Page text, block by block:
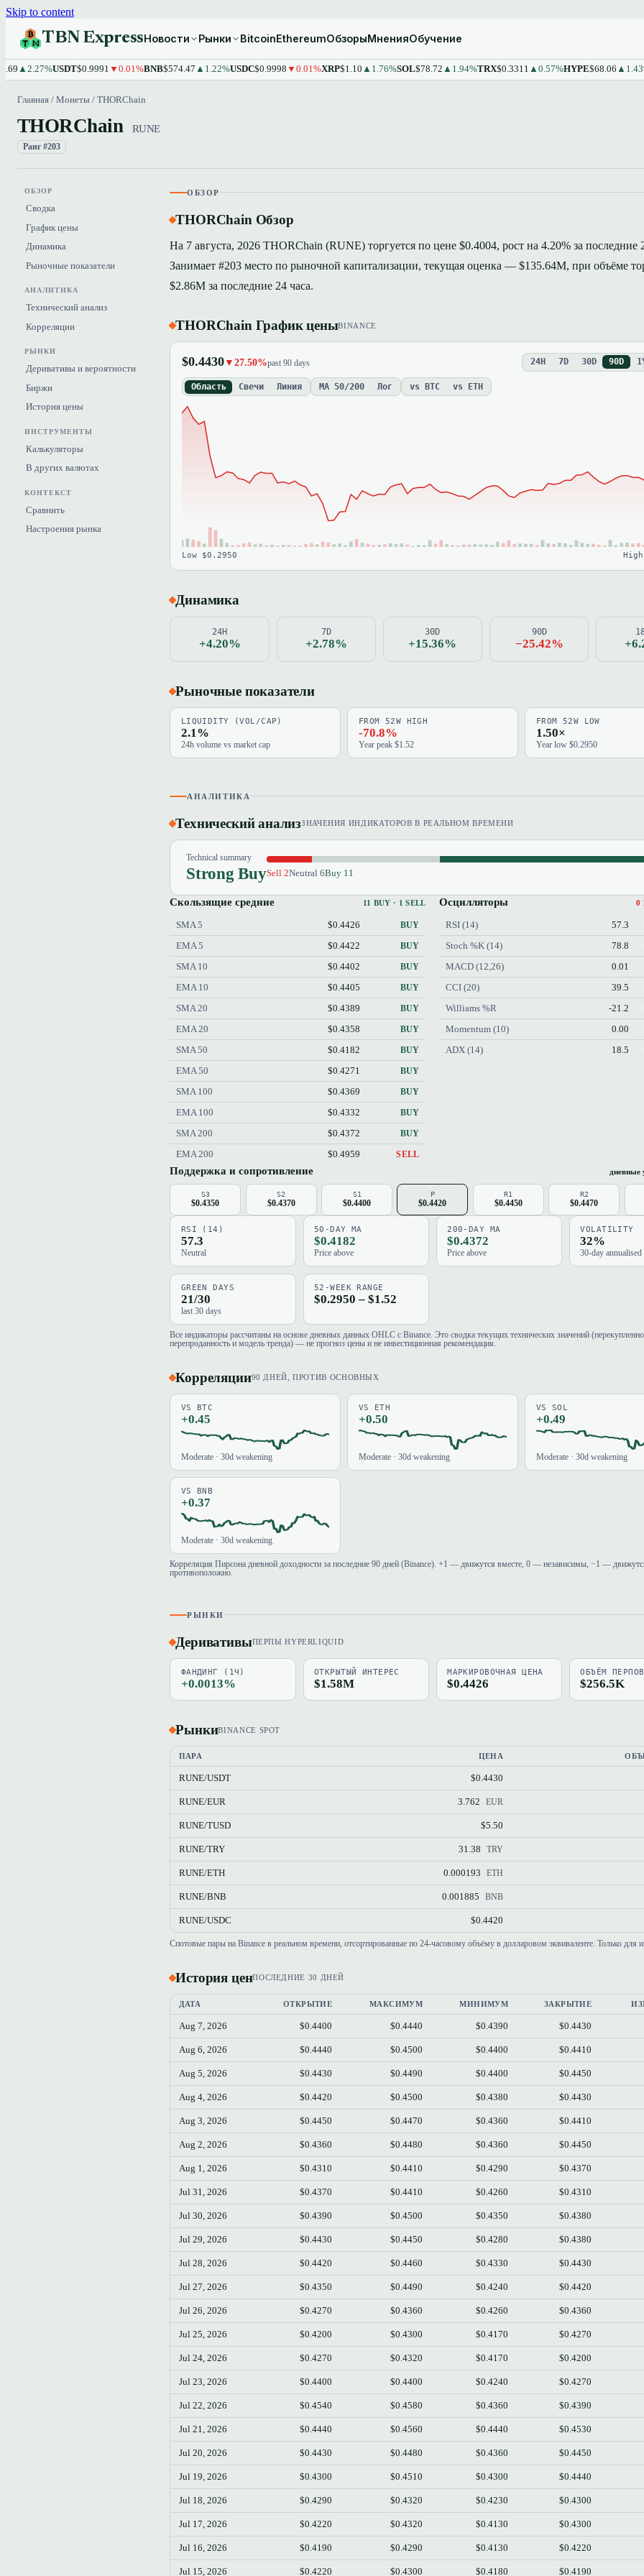
Skip to content
TBN ExpressНовости Рынки BitcoinEthereumОбзорыМненияОбучение
USDT$0.9991▼0.01% BNB$574.47▲1.22% USDC$0.9998▼0.01% XRP$1.10▲1.76% SOL$78.72▲1.94% TRX$0.3311▲0.57% HYPE$68.06▲1.43%
Главная / Монеты / THORChain
THORChain RUNE
Ранг #203
ОБЗОР
Сводка
График цены
Динамика
Рыночные показатели
АНАЛИТИКА
Технический анализ
Корреляции
РЫНКИ
Деривативы и вероятности
Биржи
История цены
ИНСТРУМЕНТЫ
Калькуляторы
В других валютах
КОНТЕКСТ
Сравнить
Настроения рынка
ОБЗОР
THORChain Обзор
На 7 августа, 2026 THORChain (RUNE) торгуется по цене $0.4004, рост на 4.20% за последние
Занимает #203 место по рыночной капитализации, текущая оценка — $135.64M, при объёме
$2.86M за последние 24 часа.
THORChain График ценыBINANCE
$0.4430 ▼27.50%past 90 days 24H 7D 30D 90D
Область Свечи Линия MA 50/200 Лог vs BTC vs ETH
Low $0.2950
Динамика
24H
+4.20%
7D
+2.78%
30D
+15.36%
90D
−25.42%
Рыночные показатели
LIQUIDITY (VOL/CAP)
2.1%
24h volume vs market cap
FROM 52W HIGH
-70.8%
Year peak $1.52
FROM 52W LOW
1.50×
Year low $0.2950
АНАЛИТИКА
Технический анализЗНАЧЕНИЯ ИНДИКАТОРОВ В РЕАЛЬНОМ ВРЕМЕНИ
Technical summary
Strong BuySell 2Neutral 6Buy 11
Скользящие средние 11 BUY · 1 SELL
SMA 5 $0.4426 BUY
EMA 5 $0.4422 BUY
SMA 10 $0.4402 BUY
EMA 10 $0.4405 BUY
SMA 20 $0.4389 BUY
EMA 20 $0.4358 BUY
SMA 50 $0.4182 BUY
EMA 50 $0.4271 BUY
SMA 100 $0.4369 BUY
EMA 100 $0.4332 BUY
SMA 200 $0.4372 BUY
EMA 200 $0.4959 SELL
Осцилляторы 0
RSI (14) 57.3
Stoch %K (14) 78.8
MACD (12,26) 0.01
CCI (20) 39.5
Williams %R -21.2
Momentum (10) 0.00
ADX (14) 18.5
Поддержка и сопротивление дневные
S3
$0.4350
S2
$0.4370
S1
$0.4400
P
$0.4420
R1
$0.4450
R2
$0.4470
RSI (14)
57.3
Neutral
50-DAY MA
$0.4182
Price above
200-DAY MA
$0.4372
Price above
VOLATILITY
32%
30-day annualised
GREEN DAYS
21/30
last 30 days
52-WEEK RANGE
$0.2950 – $1.52
Все индикаторы рассчитаны на основе дневных данных OHLC с Binance. Это сводка текущих технических значений
перепроданность и модель тренда) — не прогноз цены и не инвестиционная рекомендация.
Корреляции90 ДНЕЙ, ПРОТИВ ОСНОВНЫХ
VS BTC
+0.45
Moderate · 30d weakening
VS ETH
+0.50
Moderate · 30d weakening
VS SOL
+0.49
Moderate · 30d weakening
VS BNB
+0.37
Moderate · 30d weakening
Корреляция Пирсона дневной доходности за последние 90 дней (Binance). +1 — движутся вместе, 0 — независимы, −1 —
противоположно.
РЫНКИ
ДеривативыПЕРПЫ HYPERLIQUID
ФАНДИНГ (1Ч)
+0.0013%
ОТКРЫТЫЙ ИНТЕРЕС
$1.58M
МАРКИРОВОЧНАЯ ЦЕНА
$0.4426
ОБЪЁМ
$256.5K
РынкиBINANCE SPOT
ПАРА ЦЕНА
RUNE/USDT $0.4430
RUNE/EUR 3.762 EUR
RUNE/TUSD $5.50
RUNE/TRY 31.38 TRY
RUNE/ETH 0.000193 ETH
RUNE/BNB 0.001885 BNB
RUNE/USDC $0.4420
Спотовые пары на Binance в реальном времени, отсортированные по 24-часовому объёму в долларовом эквиваленте. Только для
История ценПОСЛЕДНИЕ 30 ДНЕЙ
ДАТА ОТКРЫТИЕ МАКСИМУМ МИНИМУМ ЗАКРЫТИЕ
Aug 7, 2026 $0.4400 $0.4440 $0.4390 $0.4430
Aug 6, 2026 $0.4440 $0.4500 $0.4400 $0.4410
Aug 5, 2026 $0.4430 $0.4490 $0.4400 $0.4450
Aug 4, 2026 $0.4420 $0.4500 $0.4380 $0.4430
Aug 3, 2026 $0.4450 $0.4470 $0.4360 $0.4410
Aug 2, 2026 $0.4360 $0.4480 $0.4360 $0.4450
Aug 1, 2026 $0.4310 $0.4410 $0.4290 $0.4370
Jul 31, 2026 $0.4370 $0.4410 $0.4260 $0.4310
Jul 30, 2026 $0.4390 $0.4500 $0.4350 $0.4380
Jul 29, 2026 $0.4430 $0.4450 $0.4280 $0.4380
Jul 28, 2026 $0.4420 $0.4460 $0.4330 $0.4430
Jul 27, 2026 $0.4350 $0.4490 $0.4240 $0.4420
Jul 26, 2026 $0.4270 $0.4360 $0.4260 $0.4360
Jul 25, 2026 $0.4200 $0.4300 $0.4170 $0.4270
Jul 24, 2026 $0.4270 $0.4320 $0.4170 $0.4200
Jul 23, 2026 $0.4400 $0.4400 $0.4240 $0.4270
Jul 22, 2026 $0.4540 $0.4580 $0.4360 $0.4390
Jul 21, 2026 $0.4440 $0.4560 $0.4440 $0.4530
Jul 20, 2026 $0.4430 $0.4480 $0.4360 $0.4450
Jul 19, 2026 $0.4300 $0.4510 $0.4300 $0.4440
Jul 18, 2026 $0.4290 $0.4320 $0.4230 $0.4300
Jul 17, 2026 $0.4220 $0.4320 $0.4130 $0.4300
Jul 16, 2026 $0.4190 $0.4290 $0.4130 $0.4220
Jul 15, 2026 $0.4220 $0.4300 $0.4180 $0.4190